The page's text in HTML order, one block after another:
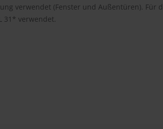
verwendet (Fenster und Außentüren). Für
31* verwendet.